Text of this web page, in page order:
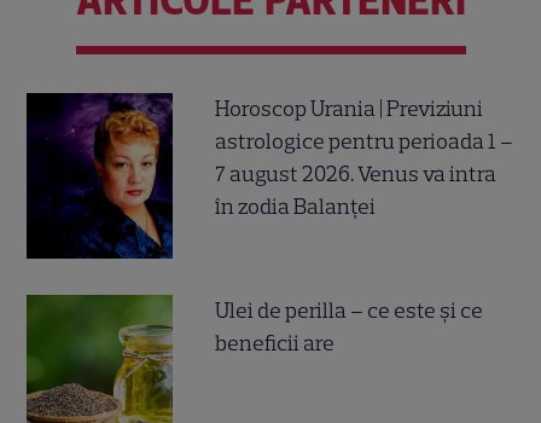
Horoscop Urania | Previziuni
astrologice pentru perioada 1 –
7 august 2026. Venus va intra
în zodia Balanței
Ulei de perilla – ce este și ce
beneficii are